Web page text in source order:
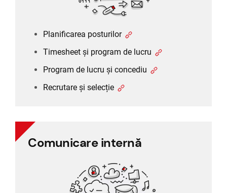
Planificarea posturilor
Timesheet și program de lucru
Program de lucru și concediu
Recrutare și selecție
Comunicare internă
Comunicare internă
Comunicare între angajați
Sondaj personal